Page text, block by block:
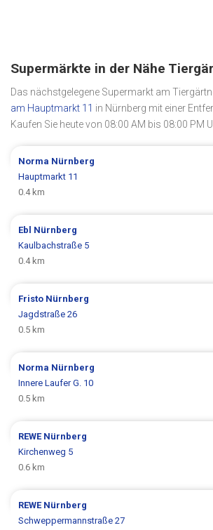
Supermärkte in der Nähe
Das nächstgelegene Supermarkt am
am Hauptmarkt 11 in Nürnberg mit einer
Kaufen Sie heute von 08:00 AM bis 08:00 PM
Norma Nürnberg
Hauptmarkt 11
0.4 km
Ebl Nürnberg
Kaulbachstraße 5
0.4 km
Fristo Nürnberg
Jagdstraße 26
0.5 km
Norma Nürnberg
Innere Laufer G. 10
0.5 km
REWE Nürnberg
Kirchenweg 5
0.6 km
REWE Nürnberg
Schweppermannstraße 27